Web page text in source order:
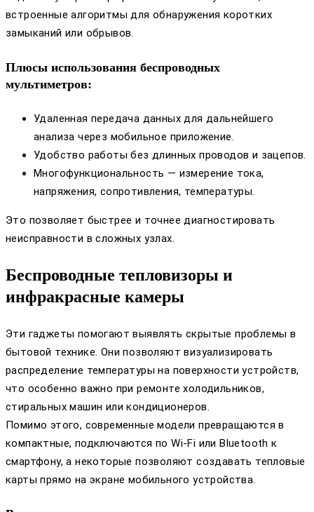
встроенные алгоритмы для обнаружения коротких
замыканий или обрывов.
Плюсы использования беспроводных
мультиметров:
Удаленная передача данных для дальнейшего
анализа через мобильное приложение.
Удобство работы без длинных проводов и зацепов.
Многофункциональность — измерение тока,
напряжения, сопротивления, температуры.
Это позволяет быстрее и точнее диагностировать
неисправности в сложных узлах.
Беспроводные тепловизоры и
инфракрасные камеры
Эти гаджеты помогают выявлять скрытые проблемы в
бытовой технике. Они позволяют визуализировать
распределение температуры на поверхности устройств,
что особенно важно при ремонте холодильников,
стиральных машин или кондиционеров.
Помимо этого, современные модели превращаются в
компактные, подключаются по Wi-Fi или Bluetooth к
смартфону, а некоторые позволяют создавать тепловые
карты прямо на экране мобильного устройства.